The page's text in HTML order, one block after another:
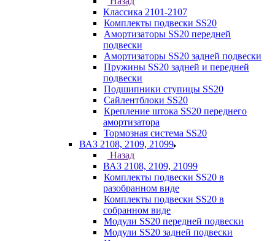
Классика 2101-2107
Комплекты подвески SS20
Амортизаторы SS20 передней
подвески
Амортизаторы SS20 задней подвески
Пружины SS20 задней и передней
подвески
Подшипники ступицы SS20
Сайлентблоки SS20
Крепление штока SS20 переднего
амортизатора
Тормозная система SS20
ВАЗ 2108, 2109, 21099
Назад
ВАЗ 2108, 2109, 21099
Комплекты подвески SS20 в
разобранном виде
Комплекты подвески SS20 в
собранном виде
Модули SS20 передней подвески
Модули SS20 задней подвески